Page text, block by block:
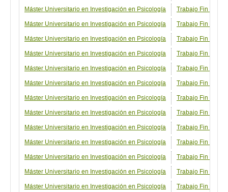
Máster Universitario en Investigación en Psicología Trabajo Fin de
Máster Universitario en Investigación en Psicología Trabajo Fin de
Máster Universitario en Investigación en Psicología Trabajo Fin de
Máster Universitario en Investigación en Psicología Trabajo Fin de
Máster Universitario en Investigación en Psicología Trabajo Fin de
Máster Universitario en Investigación en Psicología Trabajo Fin de
Máster Universitario en Investigación en Psicología Trabajo Fin de
Máster Universitario en Investigación en Psicología Trabajo Fin de
Máster Universitario en Investigación en Psicología Trabajo Fin de
Máster Universitario en Investigación en Psicología Trabajo Fin de
Máster Universitario en Investigación en Psicología Trabajo Fin de
Máster Universitario en Investigación en Psicología Trabajo Fin de
Máster Universitario en Investigación en Psicología Trabajo Fin de